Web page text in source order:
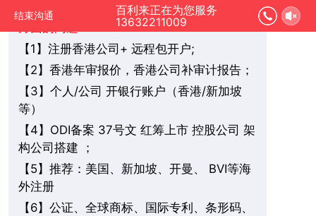
结束沟通
百利来正在为您服务
13632211009
您好，我是在线人工客服，您是想要了解哪
【 1】注册香港公司+ 远程包开户;
【 2】香港年审报价，香港公司补审计报告；
【 3】个人/公司 开银行账户（香港/新加坡
等）
【 4】ODI备案 37号文 红筹上市 控股公司 架
构公司搭建 ；
【 5】推荐：美国、新加坡、 开曼、 BVI等海
外注册
【 6】公证、全球商标、国际专利、条形码、